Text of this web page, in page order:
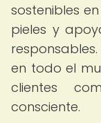
sostenibles
pieles y
en todo el
clientes
consciente.